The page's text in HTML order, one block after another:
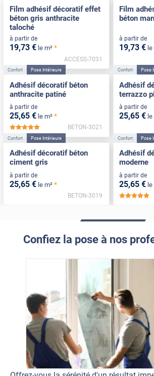
Film adhésif décoratif effet
béton gris anthracite
taloché
à partir de
19,73 € le m² *
ACCESS-7031
Film
béton
à partir de
19,73 €
Confort Pose Intérieure
Adhésif décoratif béton
anthracite patiné
à partir de
25,65 € le m² *
*****
BETON-3021
Confort Pose
Adhésif
terrazzo
à partir de
25,65 €
Confort Pose Intérieure
Adhésif décoratif béton
ciment gris
à partir de
25,65 € le m² *
BETON-3019
Confort Pose
Adhésif
moderne
à partir de
25,65 € le
Confiez la pose à nos